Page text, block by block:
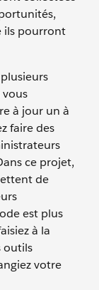
ils pourront
à jour un à
faire des
ce projet,
de
est plus
à la
outils
votre